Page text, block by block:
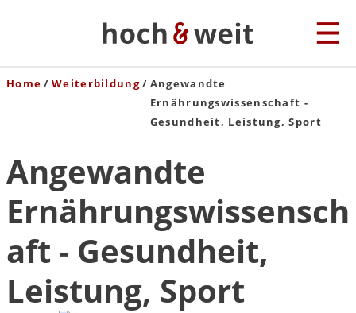
Home Weiterbildung
Angewandte
Ernährungswissenschaft -
Gesundheit, Leistung, Sport
Angewandte
Ernährungswissensch
aft - Gesundheit,
Leistung, Sport